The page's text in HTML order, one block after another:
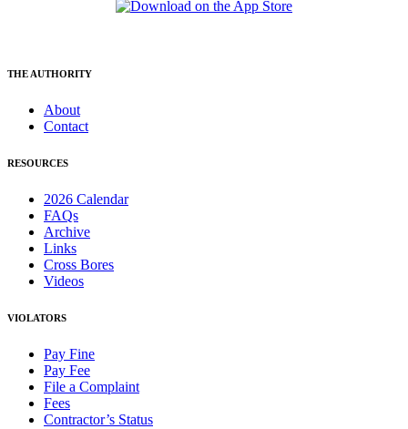
THE AUTHORITY
About
Contact
RESOURCES
2026 Calendar
FAQs
Archive
Links
Cross Bores
Videos
VIOLATORS
Pay Fine
Pay Fee
File a Complaint
Fees
Contractor’s Status